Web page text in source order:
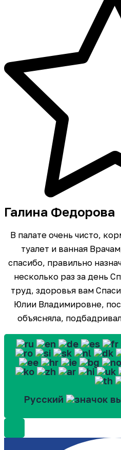
Галина Федорова
В палате очень чисто,
туалет и ванная
спасибо, правильно
несколько раз за день
труд, здоровья вам
Юлии Владимировне,
объясняла,
Русский